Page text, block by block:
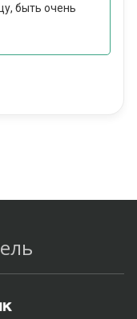
быть очень